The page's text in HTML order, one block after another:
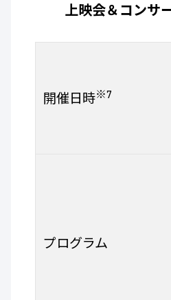
上映会＆コンサ
開催日時※7
プログラム